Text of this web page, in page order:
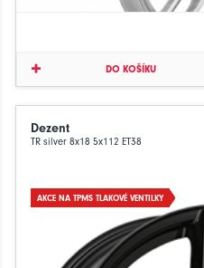
DO KOŠÍKU
Dezent
TR silver 8x18 5x112 ET38
AKCE NA TPMS TLAKOVÉ VENTILKY